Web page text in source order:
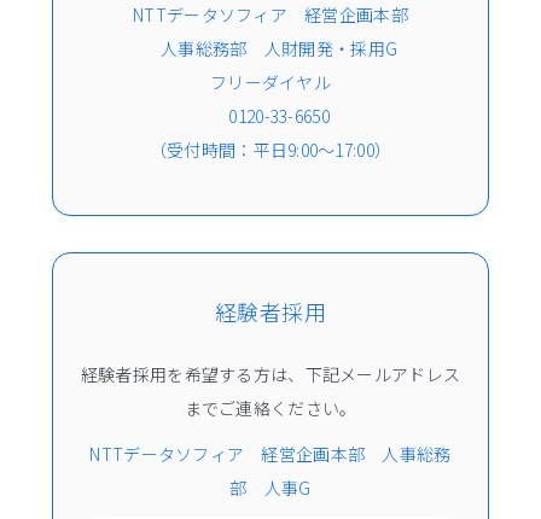
NTTデータソフィア 経営企画本部
人事総務部 人財開発・採用G
フリーダイヤル
0120-33-6650
（受付時間：平日9:00～17:00）
経験者採用
経験者採用を希望する方は、下記メールアドレス
までご連絡ください。
NTTデータソフィア 経営企画本部 人事総務
部 人事G